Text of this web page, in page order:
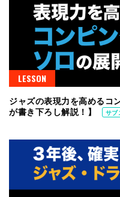
LESSON
ジャズの表現力を高めるコ
が書き下ろし解説！】
サブ